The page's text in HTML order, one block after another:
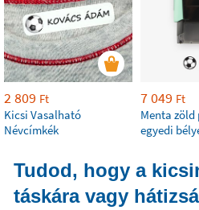
2 809 Ft
Kicsi Vasalható
Névcímkék
7 049 Ft
Menta zöld
egyedi
Tudod, hogy a
táskára vagy